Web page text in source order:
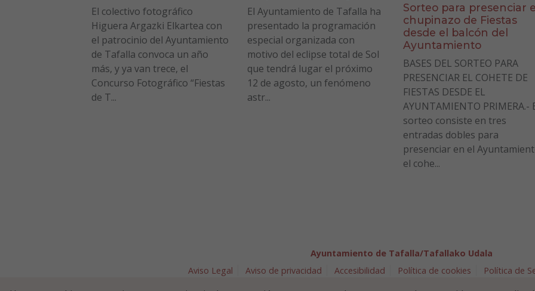
El colectivo fotográfico
Higuera Argazki Elkartea con
el patrocinio del Ayuntamiento
de Tafalla convoca un año
más, y ya van trece, el
Concurso Fotográfico “Fiestas
de T...
El Ayuntamiento de Tafalla ha
presentado la programación
especial organizada con
motivo del eclipse total de Sol
que tendrá lugar el próximo
12 de agosto, un fenómeno
astr...
Sorteo para presenciar
chupinazo de Fiestas
desde el balcón del
Ayuntamiento
BASES DEL SORTEO PARA
PRESENCIAR EL COHETE DE
FIESTAS DESDE EL
AYUNTAMIENTO PRIMERA.-
sorteo consiste en tres
entradas dobles para
presenciar en el
el cohe...
Ayuntamiento de Tafalla/Tafallako Udala
Aviso Legal
Aviso de privacidad Accesibilidad Política de cookies
Política de